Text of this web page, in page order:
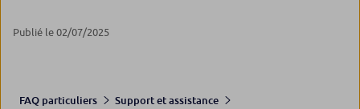
Publié le 02/07/2025
FAQ particuliers
Support et assistance